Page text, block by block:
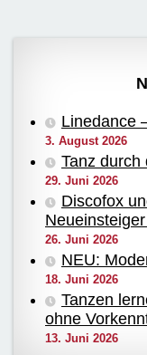
Linedance
3. August 2026
Tanz durch
29. Juni 2026
Discofox
26. Juni 2026
NEU:
18. Juni 2026
Tanzen
ohne
13. Juni 2026